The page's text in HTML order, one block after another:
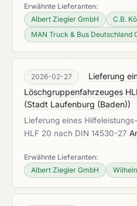
Erwähnte Lieferanten:
Albert Ziegler GmbH
C.B.
MAN Truck & Bus Deutschland
2026-02-27
Lieferung
Löschgruppenfahrzeuges
(Stadt Laufenburg (Baden))
Lieferung eines
HLF 20 nach DIN 14530-27
Erwähnte Lieferanten:
Albert Ziegler GmbH